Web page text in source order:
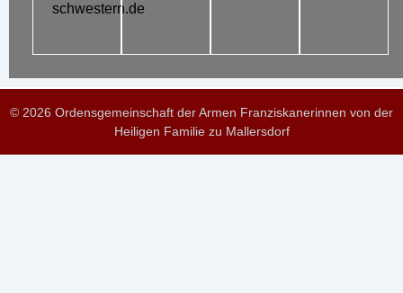
schwestern.de
© 2026 Ordensgemeinschaft der Armen Franziskanerinnen von der
Heiligen Familie zu Mallersdorf